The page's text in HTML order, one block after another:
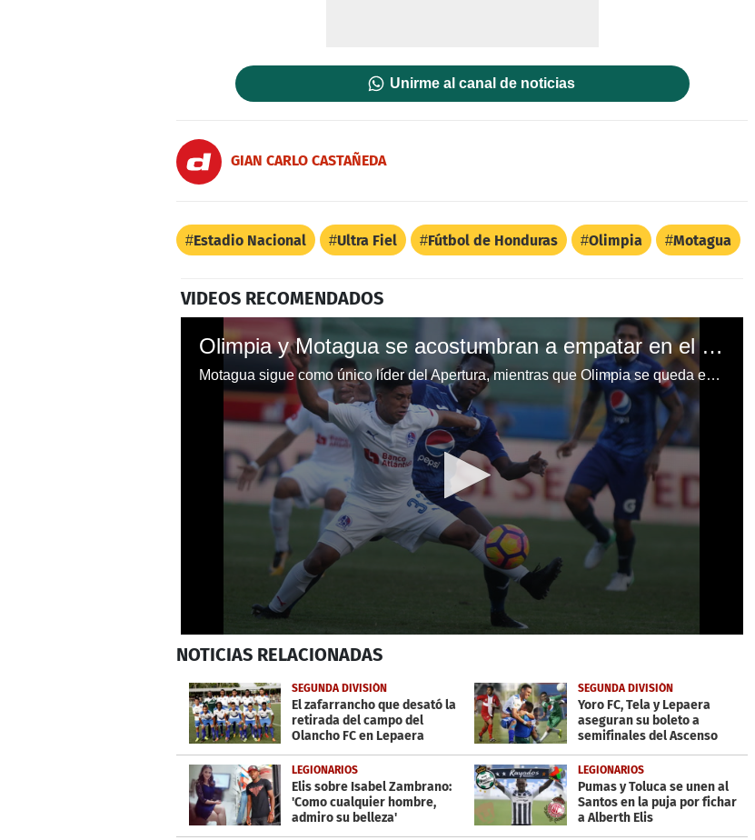
Unirme al canal de noticias
GIAN CARLO CASTAÑEDA
Estadio Nacional Ultra Fiel Fútbol de Honduras Olimpia Motagua
VIDEOS RECOMENDADOS
Olimpia y Motagua se acostumbran a empatar en el clásico capitalino
Motagua sigue como único líder del Apertura, mientras que Olimpia se queda en la cuarta posición
seconds
minute,
15
secondsVolume
0%
NOTICIAS RELACIONADAS
SEGUNDA DIVISIÓN
El zafarrancho que desató la
retirada del campo del
Olancho FC en Lepaera
SEGUNDA DIVISIÓN
Yoro FC, Tela y Lepaera
aseguran su boleto a
semifinales del Ascenso
LEGIONARIOS
Elis sobre Isabel Zambrano:
'Como cualquier hombre,
admiro su belleza'
LEGIONARIOS
Pumas y Toluca se unen al
Santos en la puja por fichar
a Alberth Elis